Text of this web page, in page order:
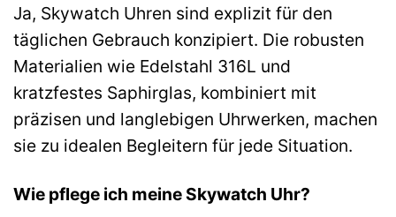
Ja, Skywatch Uhren sind explizit für den
täglichen Gebrauch konzipiert. Die robusten
Materialien wie Edelstahl 316L und
kratzfestes Saphirglas, kombiniert mit
präzisen und langlebigen Uhrwerken, machen
sie zu idealen Begleitern für jede Situation.
Wie pflege ich meine Skywatch Uhr?